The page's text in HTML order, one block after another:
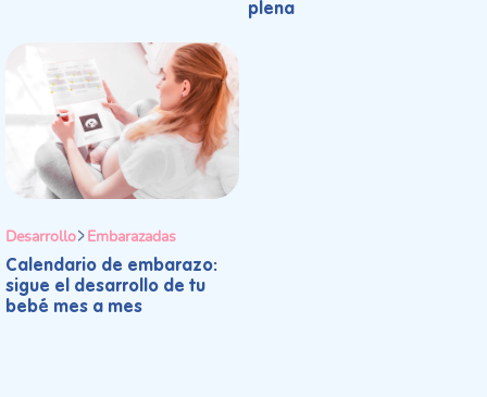
plena
Desarrollo Embarazadas
Calendario de embarazo:
sigue el desarrollo de tu
bebé mes a mes